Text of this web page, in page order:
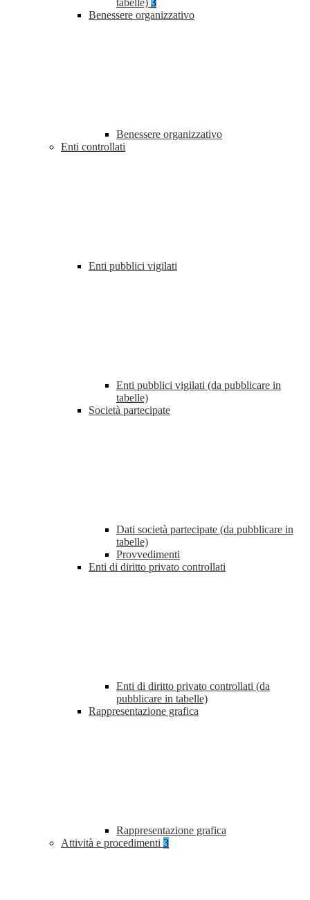
tabelle) 3
Benessere organizzativo
Benessere organizzativo
Enti controllati
Enti pubblici vigilati
Enti pubblici vigilati (da pubblicare in
tabelle)
Società partecipate
Dati società partecipate (da pubblicare in
tabelle)
Provvedimenti
Enti di diritto privato controllati
Enti di diritto privato controllati (da
pubblicare in tabelle)
Rappresentazione grafica
Rappresentazione grafica
Attività e procedimenti 3